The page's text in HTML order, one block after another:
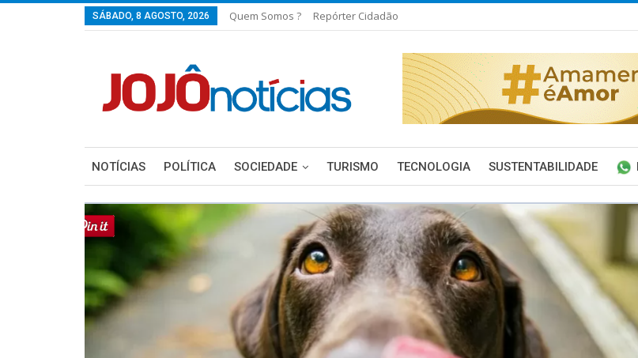
SÁBADO, 8 AGOSTO, 2026 Quem Somos ? Repórter Cidadão
NOTÍCIAS POLÍTICA SOCIEDADE TURISMO TECNOLOGIA SUSTENTABILIDADE